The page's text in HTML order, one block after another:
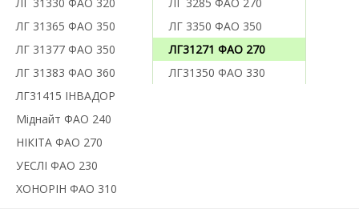
ЛГ 31365 ФАО 350
ЛГ 31377 ФАО 350
ЛГ 31383 ФАО 360
ЛГ 3350 ФАО 350
ЛГ31271 ФАО 270
ЛГ31350 ФАО 330
ЛГ31415 ІНВАДОР
Міднайт ФАО 240
НІКІТА ФАО 270
УЕСЛІ ФАО 230
ХОНОРІН ФАО 310